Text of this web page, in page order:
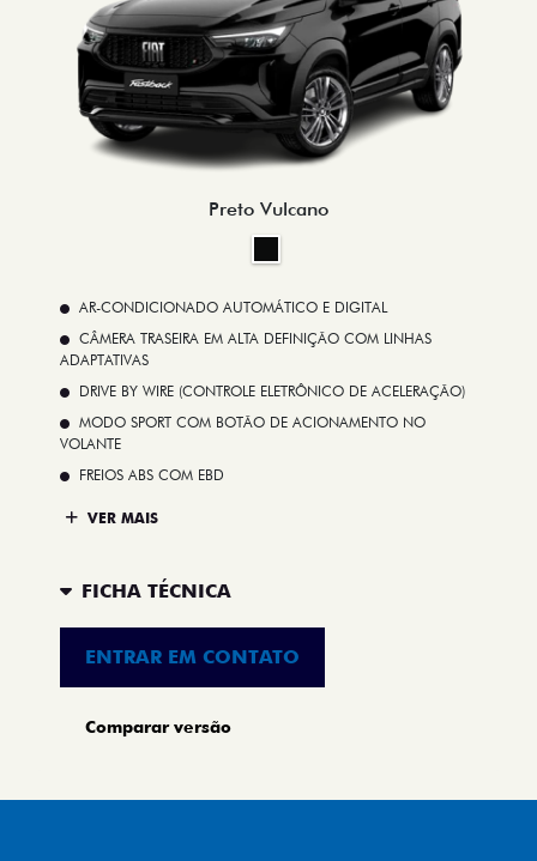
Preto Vulcano
AR-CONDICIONADO AUTOMÁTICO E DIGITAL
CÂMERA TRASEIRA EM ALTA DEFINIÇÃO COM LINHAS
ADAPTATIVAS
DRIVE BY WIRE (CONTROLE ELETRÔNICO DE ACELERAÇÃO)
MODO SPORT COM BOTÃO DE ACIONAMENTO NO
VOLANTE
FREIOS ABS COM EBD
VER MAIS
FICHA TÉCNICA
ENTRAR EM CONTATO
Comparar versão